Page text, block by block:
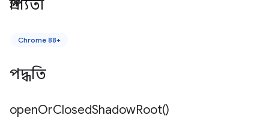
প্রাপ্যতা
Chrome 88+
পদ্ধতি
openOrClosedShadowRoot()